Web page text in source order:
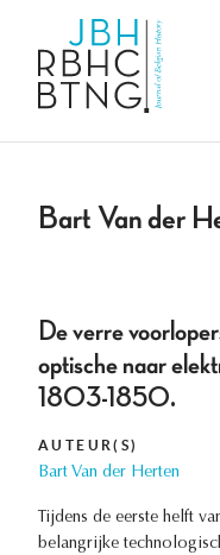
Bart Van der
De verre
optische naar
1803-1850.
AUTEUR(S)
Bart Van der Herten
Tijdens de eerste helft
belangrijke